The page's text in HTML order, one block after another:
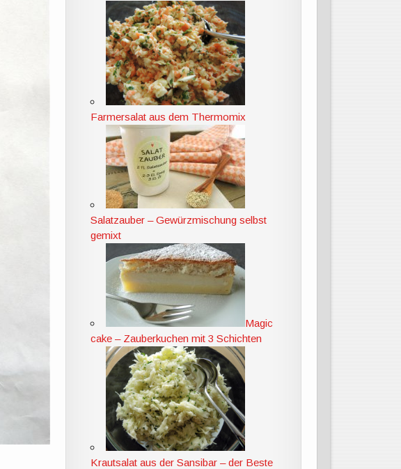
Farmersalat aus dem Thermomix
Salatzauber – Gewürzmischung selbst
gemixt
Magic
cake – Zauberkuchen mit 3 Schichten
Krautsalat aus der Sansibar – der Beste